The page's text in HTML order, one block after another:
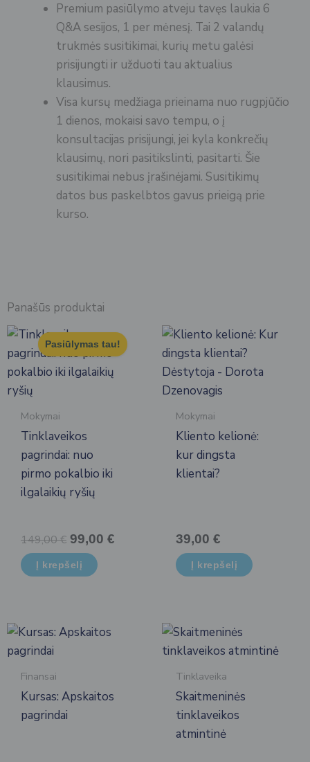
Premium pasiūlymo atveju tavęs laukia 6
Q&A sesijos, 1 per mėnesį. Tai 2 valandų
trukmės susitikimai, kurių metu galėsi
prisijungti ir užduoti tau aktualius
klausimus.
Visa kursų medžiaga prieinama nuo rugpjūčio
1 dienos, mokaisi savo tempu, o į
konsultacijas prisijungi, jei kyla konkrečių
klausimų, nori pasitikslinti, pasitarti. Šie
susitikimai nebus įrašinėjami. Susitikimų
datos bus paskelbtos gavus prieigą prie
kurso.
Panašūs produktai
Pasiūlymas tau!
Mokymai
Tinklaveikos
pagrindai: nuo
pirmo pokalbio iki
ilgalaikių ryšių
149,00€ Original
price
was:
99,00 €
Į krepšelį
Mokymai
Kliento kelionė:
kur dingsta
klientai?
39,00 €
Į krepšelį
Finansai
Kursas: Apskaitos
pagrindai
Tinklaveika
Skaitmeninės
tinklaveikos
atmintinė